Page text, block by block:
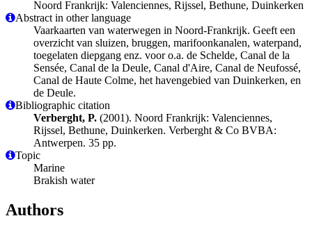
Noord Frankrijk: Valenciennes, Rijssel, Bethune, Duinkerken
Abstract in other language
Vaarkaarten van waterwegen in Noord-Frankrijk. Geeft een
overzicht van sluizen, bruggen, marifoonkanalen, waterpand,
toegelaten diepgang enz. voor o.a. de Schelde, Canal de la
Sensée, Canal de la Deule, Canal d'Aire, Canal de Neufossé,
Canal de Haute Colme, het havengebied van Duinkerken, en
de Deule.
Bibliographic citation
Verberght, P. (2001). Noord Frankrijk: Valenciennes,
Rijssel, Bethune, Duinkerken. Verberght & Co BVBA:
Antwerpen. 35 pp.
Topic
Marine
Brakish water
Authors